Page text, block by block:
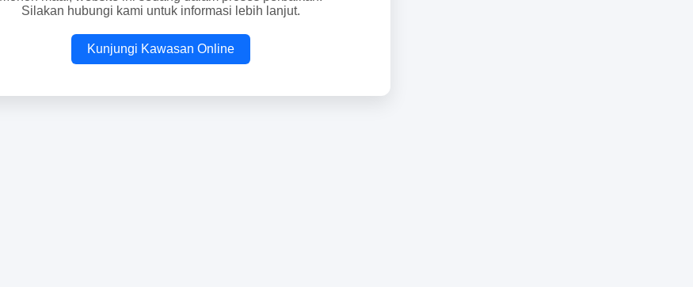
Silakan hubungi kami untuk informasi lebih lanjut.
Kunjungi Kawasan Online